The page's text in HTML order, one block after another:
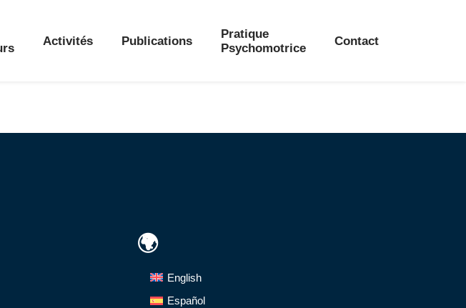
Activités Publications
Pratique
Psychomotrice
Contact
🌍
English
Español